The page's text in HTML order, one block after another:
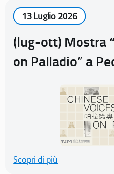
13 Luglio 2026
(lug-ott) Mostra
on Palladio” a
Scopri di più